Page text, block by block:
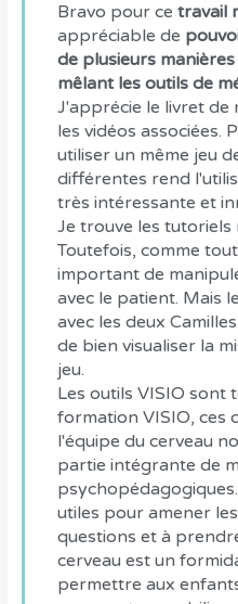
Bravo pour ce travail
appréciable de
de plusieurs
mêlant les outils de
J'apprécie le livret de
les vidéos associées.
utiliser un même jeu
différentes rend
très intéressante et
Je trouve les tutoriels
Toutefois, comme
important de
avec le patient. Mais
avec les deux
de bien visualiser la
jeu.
Les outils VISIO sont
formation VISIO, ces
l'équipe du cerveau
partie intégrante de
utiles pour amener
questions et à
cerveau est un
permettre aux